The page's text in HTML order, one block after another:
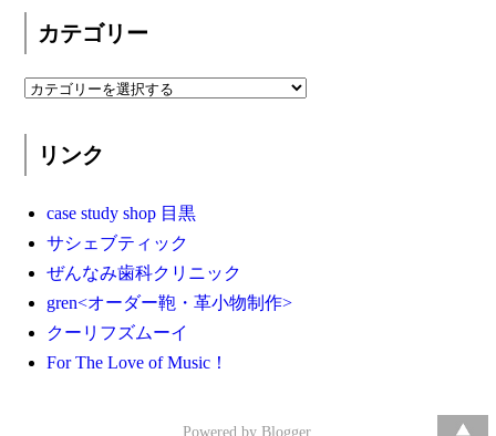
カテゴリー
リンク
case study shop 目黒
サシェブティック
ぜんなみ歯科クリニック
gren<オーダー鞄・革小物制作>
クーリフズムーイ
For The Love of Music！
Powered by Blogger.